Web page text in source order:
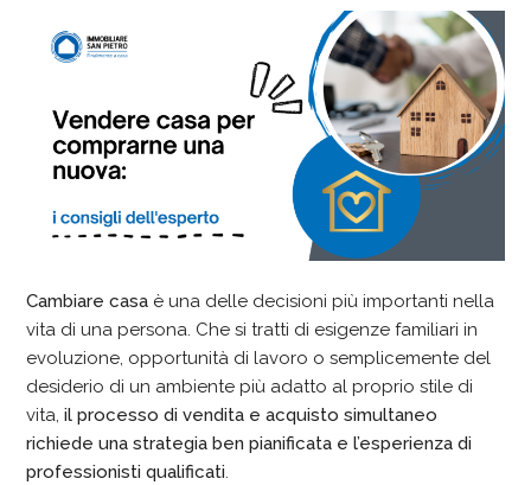
Cambiare casa è una delle decisioni più importanti nella
vita di una persona. Che si tratti di esigenze familiari in
evoluzione, opportunità di lavoro o semplicemente del
desiderio di un ambiente più adatto al proprio stile di
vita,il processo di vendita e acquisto simultaneo
richiede una strategia ben pianificata e l’esperienza di
professionisti qualificati.